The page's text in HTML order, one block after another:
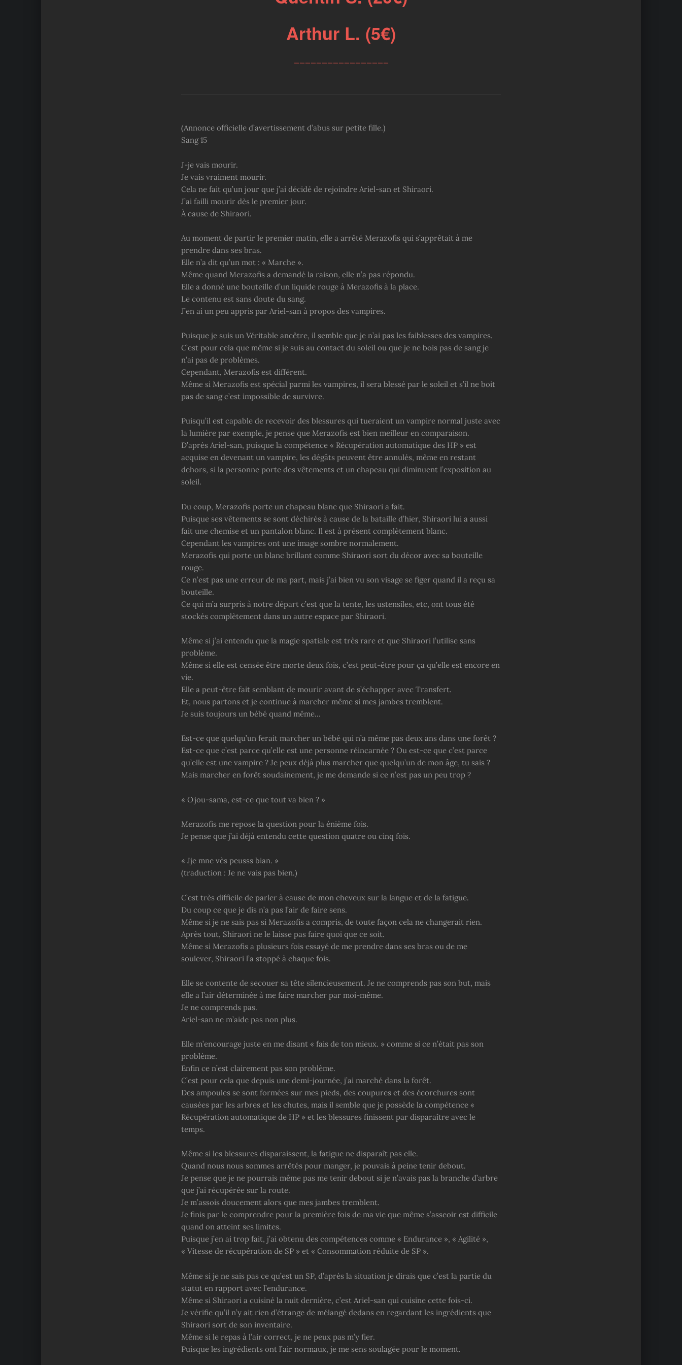
Arthur L. (5€)
(Annonce officielle d’avertissement d’abus sur petite fille.)
Sang 15
J-je vais mourir.
Je vais vraiment mourir.
Cela ne fait qu’un jour que j’ai décidé de rejoindre Ariel-san et Shiraori.
J’ai failli mourir dès le premier jour.
À cause de Shiraori.
Au moment de partir le premier matin, elle a arrêté Merazofis qui s’apprêtait à me
prendre dans ses bras.
Elle n’a dit qu’un mot : « Marche ».
Même quand Merazofis a demandé la raison, elle n’a pas répondu.
Elle a donné une bouteille d’un liquide rouge à Merazofis à la place.
Le contenu est sans doute du sang.
J’en ai un peu appris par Ariel-san à propos des vampires.
Puisque je suis un Véritable ancêtre, il semble que je n’ai pas les faiblesses des vampires.
C’est pour cela que même si je suis au contact du soleil ou que je ne bois pas de sang je
n’ai pas de problèmes.
Cependant, Merazofis est différent.
Même si Merazofis est spécial parmi les vampires, il sera blessé par le soleil et s’il ne boit
pas de sang c’est impossible de survivre.
Puisqu’il est capable de recevoir des blessures qui tueraient un vampire normal juste avec
la lumière par exemple, je pense que Merazofis est bien meilleur en comparaison.
D’après Ariel-san, puisque la compétence « Récupération automatique des HP » est
acquise en devenant un vampire, les dégâts peuvent être annulés, même en restant
dehors, si la personne porte des vêtements et un chapeau qui diminuent l’exposition au
soleil.
Du coup, Merazofis porte un chapeau blanc que Shiraori a fait.
Puisque ses vêtements se sont déchirés à cause de la bataille d’hier, Shiraori lui a aussi
fait une chemise et un pantalon blanc. Il est à présent complètement blanc.
Cependant les vampires ont une image sombre normalement.
Merazofis qui porte un blanc brillant comme Shiraori sort du décor avec sa bouteille
rouge.
Ce n’est pas une erreur de ma part, mais j’ai bien vu son visage se figer quand il a reçu sa
bouteille.
Ce qui m’a surpris à notre départ c’est que la tente, les ustensiles, etc, ont tous été
stockés complètement dans un autre espace par Shiraori.
Même si j’ai entendu que la magie spatiale est très rare et que Shiraori l’utilise sans
problème.
Même si elle est censée être morte deux fois, c’est peut-être pour ça qu’elle est encore en
vie.
Elle a peut-être fait semblant de mourir avant de s’échapper avec Transfert.
Et, nous partons et je continue à marcher même si mes jambes tremblent.
Je suis toujours un bébé quand même…
Est-ce que quelqu’un ferait marcher un bébé qui n’a même pas deux ans dans une forêt ?
Est-ce que c’est parce qu’elle est une personne réincarnée ? Ou est-ce que c’est parce
qu’elle est une vampire ? Je peux déjà plus marcher que quelqu’un de mon âge, tu sais ?
Mais marcher en forêt soudainement, je me demande si ce n’est pas un peu trop ?
« Ojou-sama, est-ce que tout va bien ? »
Merazofis me repose la question pour la énième fois.
Je pense que j’ai déjà entendu cette question quatre ou cinq fois.
« Jje mne vès peusss bian. »
(traduction : Je ne vais pas bien.)
C’est très difficile de parler à cause de mon cheveux sur la langue et de la fatigue.
Du coup ce que je dis n’a pas l’air de faire sens.
Même si je ne sais pas si Merazofis a compris, de toute façon cela ne changerait rien.
Après tout, Shiraori ne le laisse pas faire quoi que ce soit.
Même si Merazofis a plusieurs fois essayé de me prendre dans ses bras ou de me
soulever, Shiraori l’a stoppé à chaque fois.
Elle se contente de secouer sa tête silencieusement. Je ne comprends pas son but, mais
elle a l’air déterminée à me faire marcher par moi-même.
Je ne comprends pas.
Ariel-san ne m’aide pas non plus.
Elle m’encourage juste en me disant « fais de ton mieux. » comme si ce n’était pas son
problème.
Enfin ce n’est clairement pas son problème.
C’est pour cela que depuis une demi-journée, j’ai marché dans la forêt.
Des ampoules se sont formées sur mes pieds, des coupures et des écorchures sont
causées par les arbres et les chutes, mais il semble que je possède la compétence «
Récupération automatique de HP » et les blessures finissent par disparaître avec le
temps.
Même si les blessures disparaissent, la fatigue ne disparaît pas elle.
Quand nous nous sommes arrêtés pour manger, je pouvais à peine tenir debout.
Je pense que je ne pourrais même pas me tenir debout si je n’avais pas la branche d’arbre
que j’ai récupérée sur la route.
Je m’assois doucement alors que mes jambes tremblent.
Je finis par le comprendre pour la première fois de ma vie que même s’asseoir est difficile
quand on atteint ses limites.
Puisque j’en ai trop fait, j’ai obtenu des compétences comme « Endurance », « Agilité »,
« Vitesse de récupération de SP » et « Consommation réduite de SP ».
Même si je ne sais pas ce qu’est un SP, d’après la situation je dirais que c’est la partie du
statut en rapport avec l’endurance.
Même si Shiraori a cuisiné la nuit dernière, c’est Ariel-san qui cuisine cette fois-ci.
Je vérifie qu’il n’y ait rien d’étrange de mélangé dedans en regardant les ingrédients que
Shiraori sort de son inventaire.
Même si le repas à l’air correct, je ne peux pas m’y fier.
Puisque les ingrédients ont l’air normaux, je me sens soulagée pour le moment.